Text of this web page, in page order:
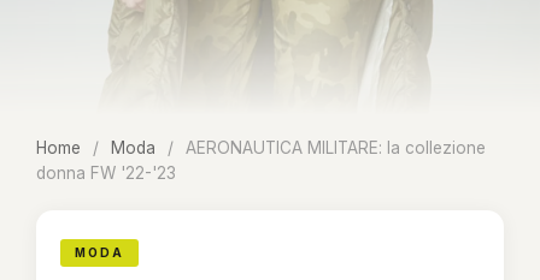
Home / Moda /
AERONAUTICA MILITARE: la collezione
donna FW '22-'23
MODA